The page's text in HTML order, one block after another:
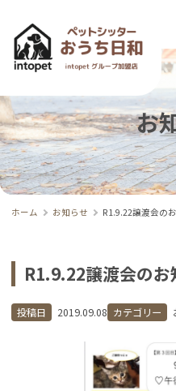
お
ホーム お知らせ R1.9.22譲渡会の
R1.9.22譲渡会のお
投稿日 2019.09.08 カテゴリー